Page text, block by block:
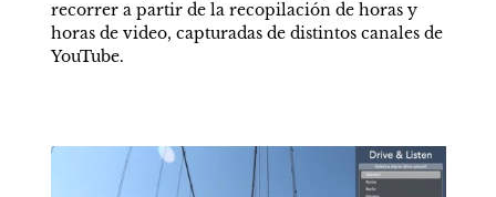
recorrer a partir de la recopilación de horas y
horas de video, capturadas de distintos canales de
YouTube.